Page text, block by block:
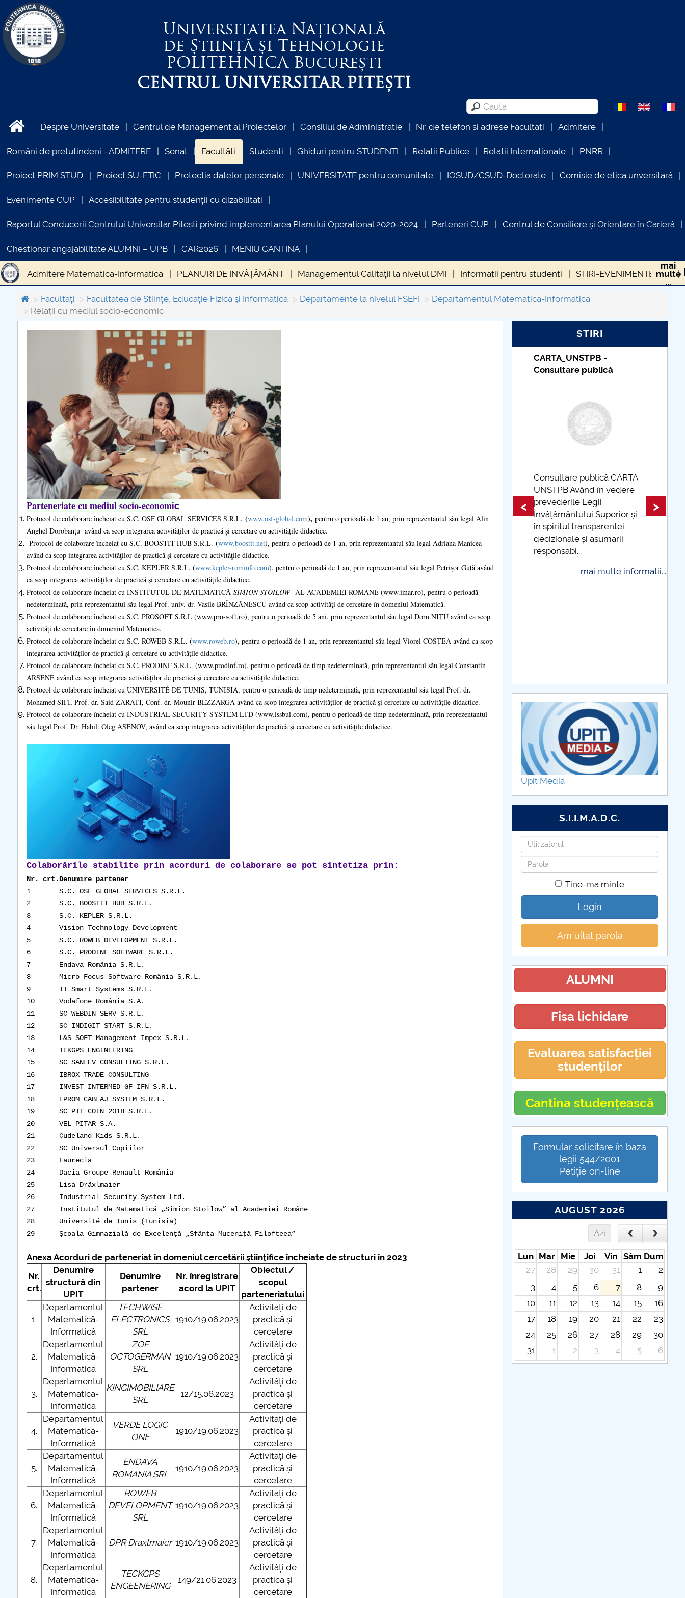
Universitatea Națională
de Știință și Tehnologie
POLITEHNICABucurești
CENTRUL UNIVERSITAR PITEȘTI
Despre Universitate Centrul de Management al Proiectelor Consiliul de Administratie Nr. de telefon si adrese Facultăți Admitere
Români de pretutindeni - ADMITERE Senat Facultăți Studenți Ghiduri pentru STUDENȚI Relații Publice Relații Internaționale PNRR
Proiect PRIM STUD Proiect SU-ETIC Protecția datelor personale UNIVERSITATE pentru comunitate IOSUD/CSUD-Doctorate Comisie de etica unversitară
Evenimente CUP Accesibilitate pentru studenții cu dizabilități
Raportul Conducerii Centrului Universitar Pitești privind implementarea Planului Operațional 2020-2024 Parteneri CUP Centrul de Consiliere și Orientare în Carieră
Chestionar angajabilitate ALUMNI – UPB CAR2026 MENIU CANTINA
Admitere Matematică-Informatică PLANURI DE INVĂȚĂMÂNT Managementul Calității la nivelul DMI Informații pentru studenți STIRI-EVENIMENTE DMI
Licență Masterat Doctorat Internaționalizare (Erasmus și parteneriate internaționale) Personalul departamentului Cercetare științifică
Relaţii cu mediul socio-economic Alegeri Departament BULETIN ȘTIINȚIFIC
mai
multe
...
Facultăți
Facultatea de Științe, Educație Fizicã şi Informaticã Departamente la nivelul FSEFI
Departamentul Matematica-Informatică
Relaţii cu mediul socio-economic
Parteneriate cu mediul socio-economic
Protocol de colaborare încheiat cu S.C. OSF GLOBAL SERVICES S.R.L. (www.osf-global.com), pentru o perioadă de 1 an, prin reprezentantul său legal Alin
Anghel Dorobanțu având ca scop integrarea activităţilor de practică și cercetare cu activităţile didactice.
Protocol de colaborare încheiat cu S.C. BOOSTIT HUB S.R.L. (www.boostit.net), pentru o perioadă de 1 an, prin reprezentantul său legal Adriana Manicea
având ca scop integrarea activităţilor de practică și cercetare cu activităţile didactice.
Protocol de colaborare încheiat cu S.C. KEPLER S.R.L. (www.kepler-rominfo.com), pentru o perioadă de 1 an, prin reprezentantul său legal Petrișor Guță având
ca scop integrarea activităţilor de practică și cercetare cu activităţile didactice.
Protocol de colaborare încheiat cu INSTITUTUL DE MATEMATICĂ SIMION STOILOW AL ACADEMIEI ROMÂNE (www.imar.ro), pentru o perioadă
nedeterminată, prin reprezentantul său legal Prof. univ. dr. Vasile BRÎNZĂNESCU având ca scop activități de cercetare în domeniul Matematică.
Protocol de colaborare încheiat cu S.C. PROSOFT S.R.L (www.pro-soft.ro), pentru o perioadă de 5 ani, prin reprezentantul său legal Doru NIȚU având ca scop
activități de cercetare în domeniul Matematică.
Protocol de colaborare încheiat cu S.C. ROWEB S.R.L. (www.roweb.ro), pentru o perioadă de 1 an, prin reprezentantul său legal Viorel COSTEA având ca scop
integrarea activităţilor de practică și cercetare cu activităţile didactice.
Protocol de colaborare încheiat cu S.C. PRODINF S.R.L. (www.prodinf.ro), pentru o perioadă de timp nedeterminată, prin reprezentantul său legal Constantin
ARSENE având ca scop integrarea activităţilor de practică și cercetare cu activităţile didactice.
Protocol de colaborare încheiat cu UNIVERSITÉ DE TUNIS, TUNISIA, pentru o perioadă de timp nedeterminată, prin reprezentantul său legal Prof. dr.
Mohamed SIFI, Prof. dr. Said ZARATI, Conf. dr. Mounir BEZZARGA având ca scop integrarea activităţilor de practică și cercetare cu activităţile didactice.
Protocol de colaborare încheiat cu INDUSTRIAL SECURITY SYSTEM LTD (www.issbul.com), pentru o perioadă de timp nedeterminată, prin reprezentantul
său legal Prof. Dr. Habil. Oleg ASENOV, având ca scop integrarea activităţilor de practică și cercetare cu activităţile didactice.
Colaborările stabilite prin acorduri de colaborare se pot sintetiza prin:
Nr. crt.Denumire partener
1
S.C. OSF GLOBAL SERVICES S.R.L.
2
S.C. BOOSTIT HUB S.R.L.
3
S.C. KEPLER S.R.L.
4
Vision Technology Development
5
S.C. ROWEB DEVELOPMENT S.R.L.
6
S.C. PRODINF SOFTWARE S.R.L.
7
Endava România S.R.L.
8
Micro Focus Software România S.R.L.
9
IT Smart Systems S.R.L.
10
Vodafone România S.A.
11
SC WEBDIN SERV S.R.L.
12
SC INDIGIT START S.R.L.
13
L&S SOFT Management Impex S.R.L.
14
TEKGPS ENGINEERING
15
SC SANLEV CONSULTING S.R.L.
16
IBROX TRADE CONSULTING
17
INVEST INTERMED GF IFN S.R.L.
18
EPROM CABLAJ SYSTEM S.R.L.
19
SC PIT COIN 2018 S.R.L.
20
VEL PITAR S.A.
21
Cudeland Kids S.R.L.
22
SC Universul Copiilor
23
Faurecia
24
Dacia Groupe Renault România
25
Lisa Dräxlmaier
26
Industrial Security System Ltd.
27
Institutul de Matematică „Simion Stoilow” al Academiei Române
28
Université de Tunis (Tunisia)
29
Școala Gimnazială de Excelență „Sfânta Muceniță Filofteea”
Anexa Acorduri de parteneriat în domeniul cercetării ştiinţifice încheiate de structuri în 2023
Nr.
crt.
Denumire
structură din
UPIT
Denumire
partener
Nr. înregistrare
acord la UPIT
Obiectul /
scopul
parteneriatului
1.
Departamentul
Matematică-
Informatică
TECHWISE
ELECTRONICS
SRL
1910/19.06.2023
Activități de
practică și
cercetare
2.
Departamentul
Matematică-
Informatică
ZOF
OCTOGERMAN
SRL
1910/19.06.2023
Activități de
practică și
cercetare
3.
Departamentul
Matematică-
Informatică
KINGIMOBILIARE
SRL
12/15.06.2023
Activități de
practică și
cercetare
4.
Departamentul
Matematică-
Informatică
VERDE LOGIC
ONE
1910/19.06.2023
Activități de
practică și
cercetare
5.
Departamentul
Matematică-
Informatică
ENDAVA
ROMANIA SRL
1910/19.06.2023
Activități de
practică și
cercetare
6.
Departamentul
Matematică-
Informatică
ROWEB
DEVELOPMENT
SRL
1910/19.06.2023
Activități de
practică și
cercetare
7.
Departamentul
Matematică-
Informatică
DPR Draxlmaier 1910/19.06.2023
Activități de
practică și
cercetare
8.
Departamentul
Matematică-
Informatică
TECKGPS
ENGEENERING
149/21.06.2023
Activități de
practică și
cercetare
STIRI
COMUNICAT DE PRESA
PRIMSTUD 26.03.2026
COMUNICAT Eveniment de
informare și promovare a
ofertei educaționale
universitare la Colegiul
Teoretic „Ion Cantacuzino”
Piteşti 26.03.2026
COMUNICAT Eveniment de
informare �...
mai multe informatii...
mai multe informatii...
Învățământului Superior și
decizionale și asumării
mai multe informatii...
Taxe de școlarizare
indexate – Centrul
Taxe de școlarizare
indexate Taxele se pot plăti
și cu cardul
mai multe informatii...
< >
Upit Media
S.I.I.M.A.D.C.
Utilizatorul
Parola
Tine-ma minte
Login
Am uitat parola
ALUMNI
Fisa lichidare
Evaluarea satisfacției
studenților
Cantina studențească
Formular solicitare în baza
legii 544/2001
Petiție on-line
AUGUST 2026
Azi
Lun Mar Mie Joi Vin Sâm Dum
27
28 29 30 31 1
2
3
4 5 6 7 8
9
10
11 12 13 14 15
16
17
18 19 20 21 22
23
24
25 26 27 28 29
30
31
1 2 3 4 5 6